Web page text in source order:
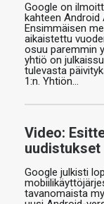
Google on
kahteen Android
Ensimmäisen
aikaistettu
osuu paremmin
yhtiö on
tulevasta
1:n. Yhtiön…
Video:
uudistukset
Google julkisti
tavanomaista